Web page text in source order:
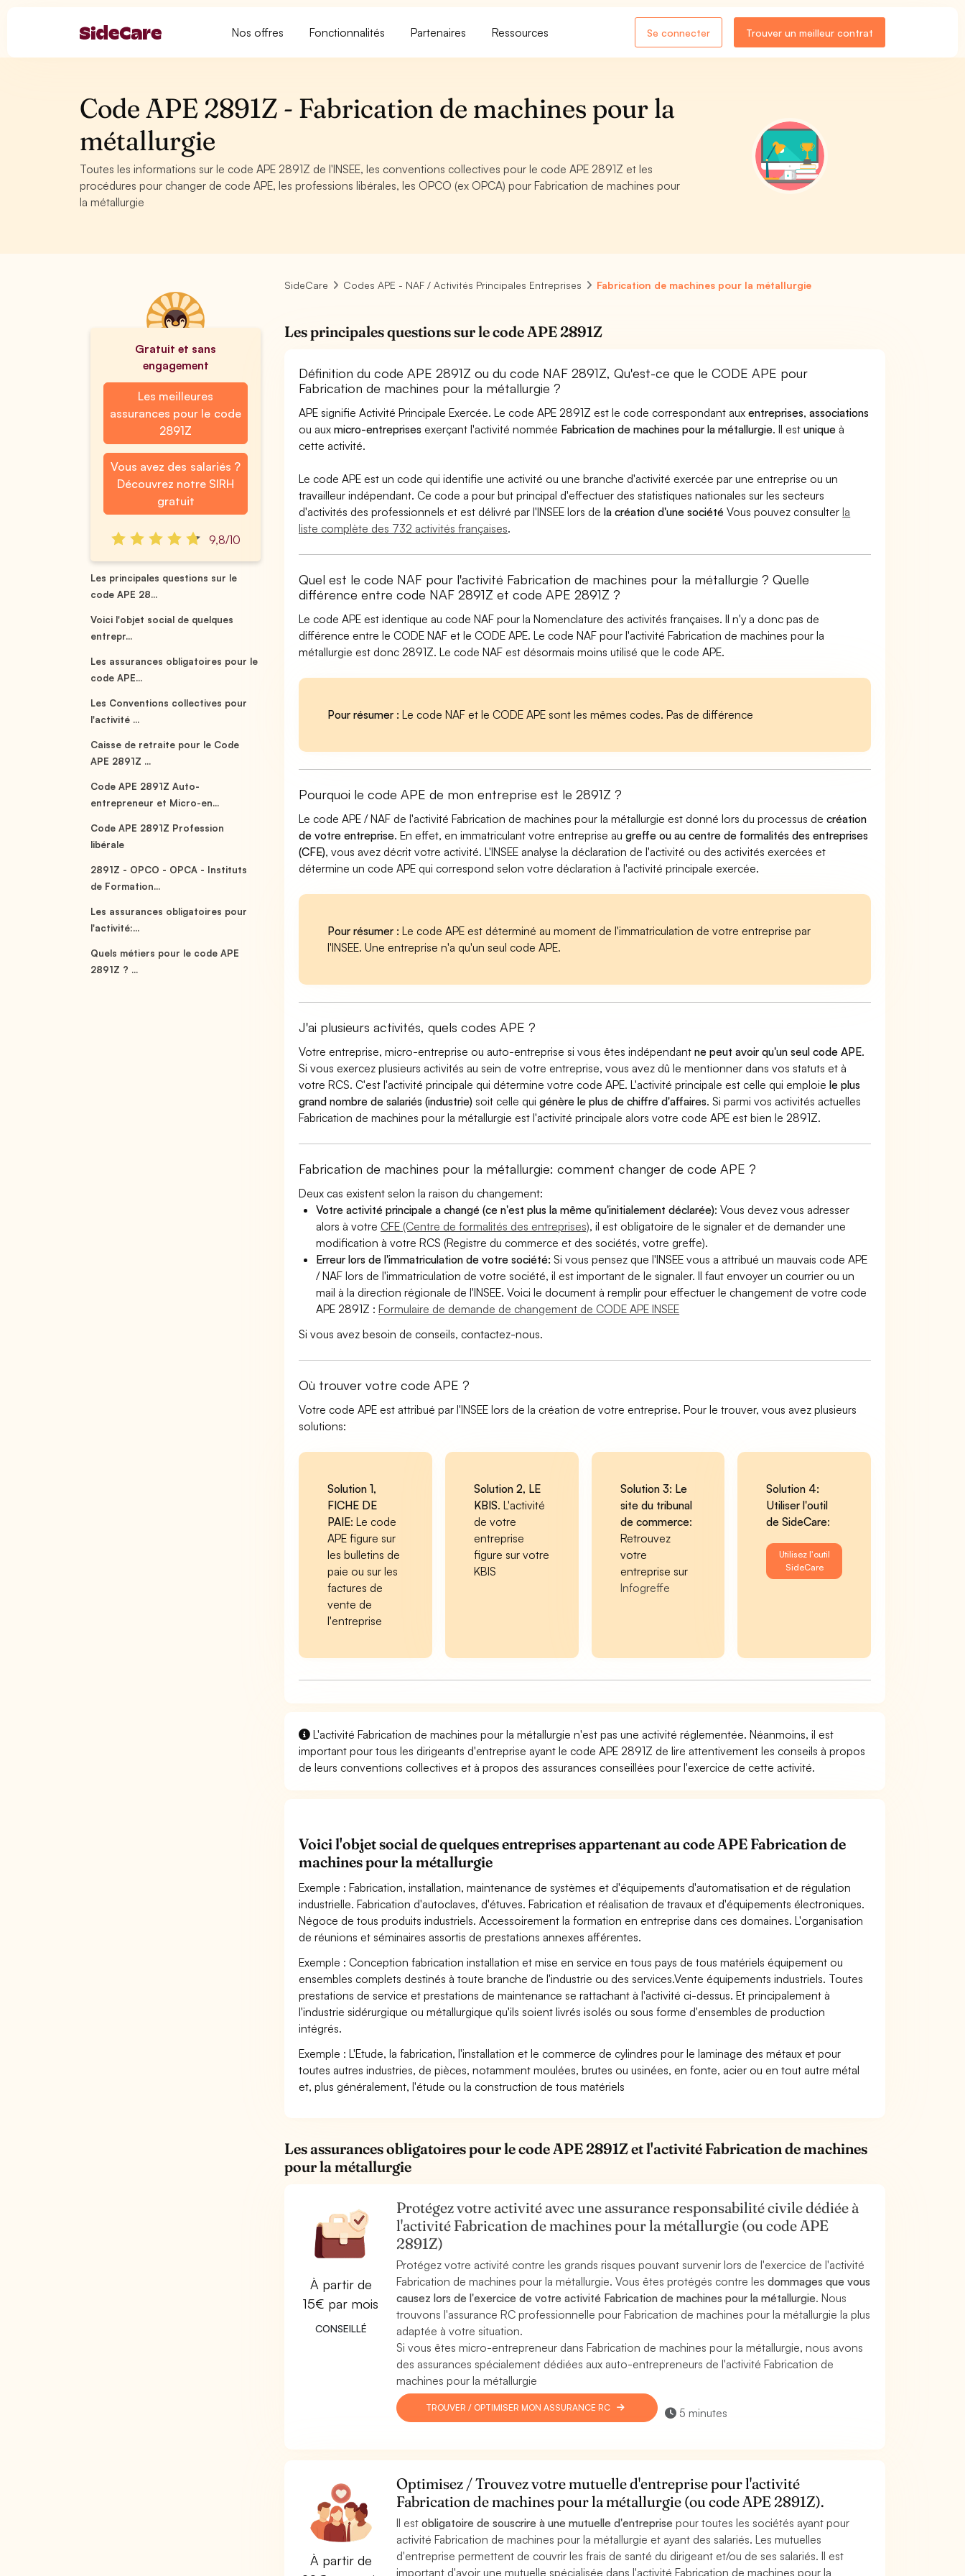
Nos offres Fonctionnalités Partenaires Ressources Se connecter Trouver un meilleur contrat
Code APE 2891Z - Fabrication de machines pour la
métallurgie
Toutes les informations sur le code APE 2891Z de l'INSEE, les conventions collectives pour le code APE 2891Z et les
procédures pour changer de code APE, les professions libérales, les OPCO (ex OPCA) pour Fabrication de machines pour
la métallurgie
Gratuit et sans
engagement
Les meilleures
assurances pour le code
2891Z
Vous avez des salariés ?
Découvrez notre SIRH
gratuit
9,8/10
Les principales questions sur le
code APE 28...
Voici l'objet social de quelques
entrepr...
Les assurances obligatoires pour le
code APE...
Les Conventions collectives pour
l'activité ...
Caisse de retraite pour le Code
APE 2891Z ...
Code APE 2891Z Auto-
entrepreneur et Micro-en...
Code APE 2891Z Profession
libérale
2891Z - OPCO - OPCA - Instituts
de Formation...
Les assurances obligatoires pour
l'activité:...
Quels métiers pour le code APE
2891Z ? ...
SideCare Codes APE - NAF / Activités Principales Entreprises Fabrication de machines pour la métallurgie
Les principales questions sur le code APE 2891Z
Définition du code APE 2891Z ou du code NAF 2891Z, Qu'est-ce que le CODE APE pour
Fabrication de machines pour la métallurgie ?
APE signifie Activité Principale Exercée. Le code APE 2891Z est le code correspondant auxentreprises,associations
ou auxmicro-entreprises exerçant l'activité nommée Fabrication de machines pour la métallurgie. Il estunique à
cette activité.
Le code APE est un code qui identifie une activité ou une branche d'activité exercée par une entreprise ou un
travailleur indépendant. Ce code a pour but principal d'effectuer des statistiques nationales sur les secteurs
d'activités des professionnels et est délivré par l'INSEE lors dela création d'une société Vous pouvez consulterla
liste complète des 732 activités françaises.
Quel est le code NAF pour l'activité Fabrication de machines pour la métallurgie ? Quelle
différence entre code NAF 2891Z et code APE 2891Z ?
Le code APE est identique au code NAF pour la Nomenclature des activités françaises. Il n'y a donc pas de
différence entre le CODE NAF et le CODE APE. Le code NAF pour l'activité Fabrication de machines pour la
métallurgie est donc 2891Z. Le code NAF est désormais moins utilisé que le code APE.
Pour résumer : Le code NAF et le CODE APE sont les mêmes codes. Pas de différence
Pourquoi le code APE de mon entreprise est le 2891Z ?
Le code APE / NAF de l'activité Fabrication de machines pour la métallurgie est donné lors du processus decréation
de votre entreprise. En effet, en immatriculant votre entreprise augreffe ou au centre de formalités des entreprises
(CFE), vous avez décrit votre activité. L'INSEE analyse la déclaration de l'activité ou des activités exercées et
détermine un code APE qui correspond selon votre déclaration à l'activité principale exercée.
Pour résumer : Le code APE est déterminé au moment de l'immatriculation de votre entreprise par
l'INSEE. Une entreprise n'a qu'un seul code APE.
J'ai plusieurs activités, quels codes APE ?
Votre entreprise, micro-entreprise ou auto-entreprise si vous êtes indépendantne peut avoir qu'un seul code APE.
Si vous exercez plusieurs activités au sein de votre entreprise, vous avez dû le mentionner dans vos statuts et à
votre RCS. C'est l'activité principale qui détermine votre code APE. L'activité principale est celle qui emploiele plus
grand nombre de salariés (industrie) soit celle quigénère le plus de chiffre d'affaires. Si parmi vos activités actuelles
Fabrication de machines pour la métallurgie est l'activité principale alors votre code APE est bien le 2891Z.
Fabrication de machines pour la métallurgie: comment changer de code APE ?
Deux cas existent selon la raison du changement:
Votre activité principale a changé (ce n'est plus la même qu'initialement déclarée): Vous devez vous adresser
alors à votre CFE (Centre de formalités des entreprises), il est obligatoire de le signaler et de demander une
modification à votre RCS (Registre du commerce et des sociétés, votre greffe).
Erreur lors de l'immatriculation de votre société:Si vous pensez que l'INSEE vous a attribué un mauvais code APE
/ NAF lors de l'immatriculation de votre société, il est important de le signaler. Il faut envoyer un courrier ou un
mail à la direction régionale de l'INSEE. Voici le document à remplir pour effectuer le changement de votre code
APE 2891Z :Formulaire de demande de changement de CODE APE INSEE
Si vous avez besoin de conseils, contactez-nous.
Où trouver votre code APE ?
Votre code APE est attribué par l'INSEE lors de la création de votre entreprise. Pour le trouver, vous avez plusieurs
solutions:
Solution 1,
FICHE DE
PAIE: Le code
APE figure sur
les bulletins de
paie ou sur les
factures de
vente de
l'entreprise
Solution 2, LE
KBIS. L'activité
de votre
entreprise
figure sur votre
KBIS
Solution 3: Le
site du tribunal
de commerce:
Retrouvez
votre
entreprise sur
Infogreffe
Solution 4:
Utiliser l'outil
de SideCare:
Utilisez l'outil
SideCare
L'activité Fabrication de machines pour la métallurgie n'est pas une activité réglementée. Néanmoins, il est
important pour tous les dirigeants d'entreprise ayant le code APE 2891Z de lire attentivement les conseils à propos
de leurs conventions collectives et à propos des assurances conseillées pour l'exercice de cette activité.
Voici l'objet social de quelques entreprises appartenant au code APE Fabrication de
machines pour la métallurgie
Exemple : Fabrication, installation, maintenance de systèmes et d'équipements d'automatisation et de régulation
industrielle. Fabrication d'autoclaves, d'étuves. Fabrication et réalisation de travaux et d'équipements électroniques.
Négoce de tous produits industriels. Accessoirement la formation en entreprise dans ces domaines. L'organisation
de réunions et séminaires assortis de prestations annexes afférentes.
Exemple : Conception fabrication installation et mise en service en tous pays de tous matériels équipement ou
ensembles complets destinés à toute branche de l'industrie ou des services.Vente équipements industriels. Toutes
prestations de service et prestations de maintenance se rattachant à l'activité ci-dessus. Et principalement à
l'industrie sidérurgique ou métallurgique qu'ils soient livrés isolés ou sous forme d'ensembles de production
intégrés.
Exemple : L'Etude, la fabrication, l'installation et le commerce de cylindres pour le laminage des métaux et pour
toutes autres industries, de pièces, notamment moulées, brutes ou usinées, en fonte, acier ou en tout autre métal
et, plus généralement, l'étude ou la construction de tous matériels
Les assurances obligatoires pour le code APE 2891Z et l'activité Fabrication de machines
pour la métallurgie
À partir de
15€ par mois
CONSEILLÉ
Protégez votre activité avec une assurance responsabilité civile dédiée à
l'activité Fabrication de machines pour la métallurgie (ou code APE
2891Z)
Protégez votre activité contre les grands risques pouvant survenir lors de l'exercice de l'activité
Fabrication de machines pour la métallurgie. Vous êtes protégés contre les dommages que vous
causez lors de l'exercice de votre activité Fabrication de machines pour la métallurgie. Nous
trouvons l'assurance RC professionnelle pour Fabrication de machines pour la métallurgie la plus
adaptée à votre situation.
Si vous êtes micro-entrepreneur dans Fabrication de machines pour la métallurgie, nous avons
des assurances spécialement dédiées aux auto-entrepreneurs de l'activité Fabrication de
machines pour la métallurgie
TROUVER / OPTIMISER MON ASSURANCE RC 5 minutes
À partir de
Optimisez / Trouvez votre mutuelle d'entreprise pour l'activité
Fabrication de machines pour la métallurgie (ou code APE 2891Z).
Il est obligatoire de souscrire à une mutuelle d'entreprise pour toutes les sociétés ayant pour
activité Fabrication de machines pour la métallurgie et ayant des salariés. Les mutuelles
d'entreprise permettent de couvrir les frais de santé du dirigeant et/ou de ses salariés. Il est
important d'avoir une mutuelle spécialisée dans l'activité Fabrication de machines pour la